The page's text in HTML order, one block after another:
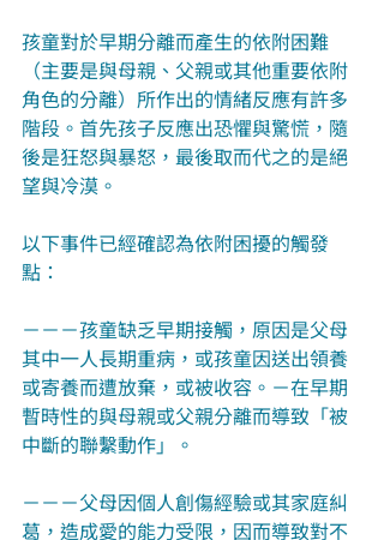
孩童對於早期分離而產生的依附困難
（主要是與母親、父親或其他重要依附
角色的分離）所作出的情緒反應有許多
階段。首先孩子反應出恐懼與驚慌，隨
後是狂怒與暴怒，最後取而代之的是絕
望與冷漠。
以下事件已經確認為依附困擾的觸發
點：
－－－孩童缺乏早期接觸，原因是父母
其中一人長期重病，或孩童因送出領養
或寄養而遭放棄，或被收容。－在早期
暫時性的與母親或父親分離而導致「被
中斷的聯繫動作」。
－－－父母因個人創傷經驗或其家庭糾
葛，造成愛的能力受限，因而導致對不